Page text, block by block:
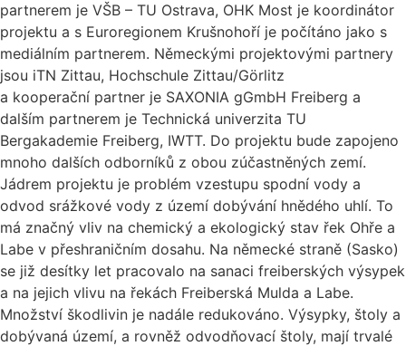
partnerem je VŠB – TU Ostrava, OHK Most je koordinátor
projektu a s Euroregionem Krušnohoří je počítáno jako s
mediálním partnerem. Německými projektovými partnery
jsou iTN Zittau, Hochschule Zittau/Görlitz
a kooperační partner je SAXONIA gGmbH Freiberg a
dalším partnerem je Technická univerzita TU
Bergakademie Freiberg, IWTT. Do projektu bude zapojeno
mnoho dalších odborníků z obou zúčastněných zemí.
Jádrem projektu je problém vzestupu spodní vody a
odvod srážkové vody z území dobývání hnědého uhlí. To
má značný vliv na chemický a ekologický stav řek Ohře a
Labe v přeshraničním dosahu. Na německé straně (Sasko)
se již desítky let pracovalo na sanaci freiberských výsypek
a na jejich vlivu na řekách Freiberská Mulda a Labe.
Množství škodlivin je nadále redukováno. Výsypky, štoly a
dobývaná území, a rovněž odvodňovací štoly, mají trvalé